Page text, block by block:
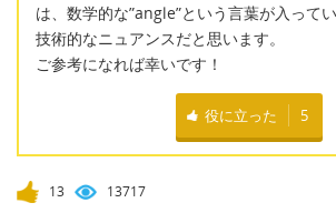
は、数学的な”angle”という言葉が入って
技術的なニュアンスだと思います。
ご参考になれば幸いです！
役に立った 5
13 13717